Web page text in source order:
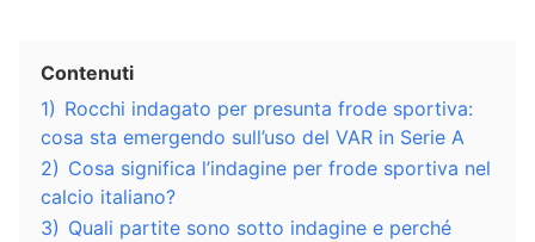
Contenuti
1) Rocchi indagato per presunta frode sportiva:
cosa sta emergendo sull’uso del VAR in Serie A
2) Cosa significa l’indagine per frode sportiva nel
calcio italiano?
3) Quali partite sono sotto indagine e perché